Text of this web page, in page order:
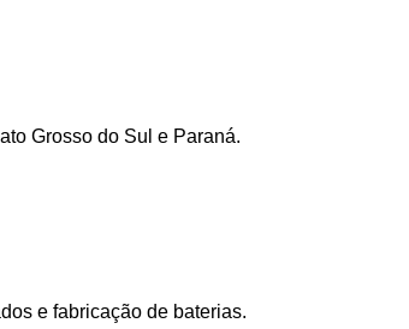
Grosso do Sul e Paraná.
e fabricação de baterias.